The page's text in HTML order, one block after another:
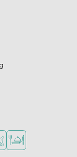
kinderentoegestaan
Restaurant of